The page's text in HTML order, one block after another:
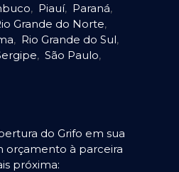
, Piauí, Paraná,
Grande do Norte,
, Rio Grande do Sul,
, São Paulo,
do Grifo em sua
orçamento à parceira
próxima: